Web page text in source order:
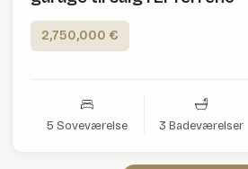
2,750,000 €
5 Soveværelse 3 Badeværelser